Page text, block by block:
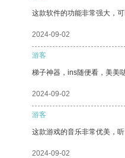
这款软件的功能非常强大，
2024-09-02
游客
梯子神器，ins随便看，美美
2024-09-02
游客
这款游戏的音乐非常优美，听
2024-09-02